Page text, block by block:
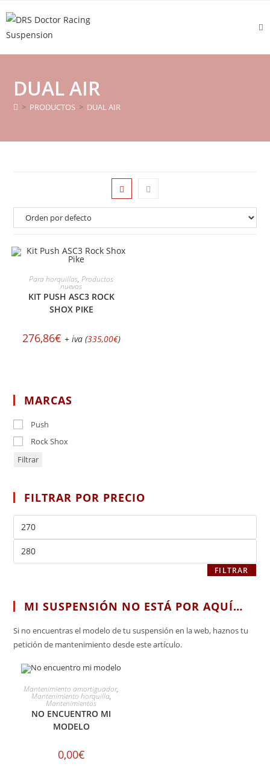
DUAL AIR
> PRODUCTOS > DUAL AIR
AÑADIR AL CARRITO
Para horquillas,Productos
nuevos
KIT PUSH ASC3 ROCK
SHOX PIKE
276,86€ + iva (335,00€)
MARCAS
Push
Rock Shox
Filtrar
FILTRAR POR PRECIO
FILTRAR
MI SUSPENSIÓN NO ESTÁ POR AQUÍ…
Si no encuentras el modelo de tu suspensión en la web, haznos tu
petición de mantenimiento desde este artículo.
SELECCIONAR OPCIONES
Mantenimiento amortiguador,
Mantenimiento horquilla,
Mantenimientos
NO ENCUENTRO MI
MODELO
0,00€